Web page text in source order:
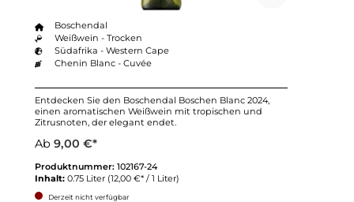
Boschendal
Weißwein - Trocken
Südafrika - Western Cape
Chenin Blanc - Cuvée
Entdecken Sie den Boschendal Boschen Blanc 2024,
einen aromatischen Weißwein mit tropischen und
Zitrusnoten, der elegant endet.
Ab 9,00 €*
Produktnummer: 102167-24
Inhalt: 0.75 Liter (12,00 €* / 1 Liter)
Derzeit nicht verfügbar